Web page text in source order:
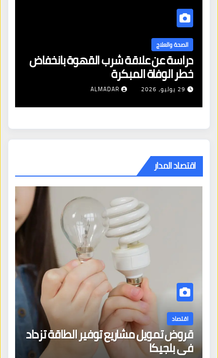
الصحة والعلاج
دراسة عن علاقة شرب القهوة بانخفاض
خطر الوفاة المبكرة
29 يوليو، 2026 ALMADAR
اقتصاد المدار
اقتصاد
قروض تمويل مشاريع توفير الطاقة تزداد
في بلجيكا